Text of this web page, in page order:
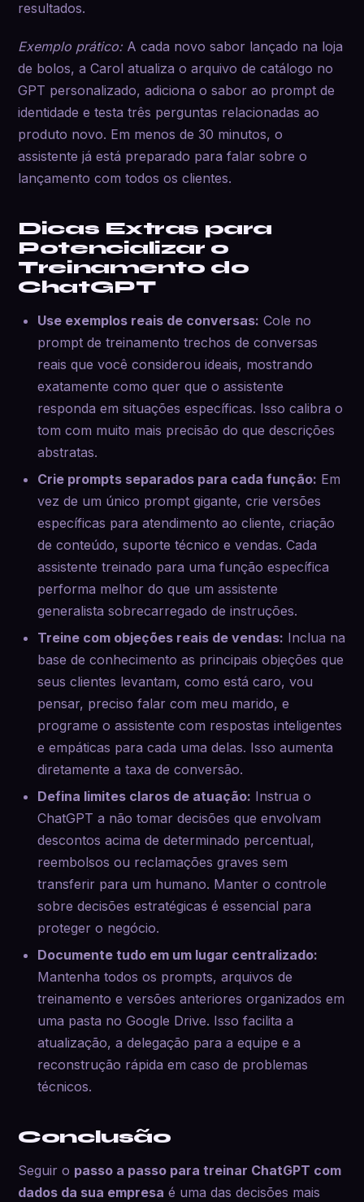
resultados.
Exemplo prático:A cada novo sabor lançado na loja
de bolos, a Carol atualiza o arquivo de catálogo no
GPT personalizado, adiciona o sabor ao prompt de
identidade e testa três perguntas relacionadas ao
produto novo. Em menos de 30 minutos, o
assistente já está preparado para falar sobre o
lançamento com todos os clientes.
Dicas Extras para
Potencializar o
Treinamento do
ChatGPT
Use exemplos reais de conversas: Cole no
prompt de treinamento trechos de conversas
reais que você considerou ideais, mostrando
exatamente como quer que o assistente
responda em situações específicas. Isso calibra o
tom com muito mais precisão do que descrições
abstratas.
Crie prompts separados para cada função: Em
vez de um único prompt gigante, crie versões
específicas para atendimento ao cliente, criação
de conteúdo, suporte técnico e vendas. Cada
assistente treinado para uma função específica
performa melhor do que um assistente
generalista sobrecarregado de instruções.
Treine com objeções reais de vendas: Inclua na
base de conhecimento as principais objeções que
seus clientes levantam, como está caro, vou
pensar, preciso falar com meu marido, e
programe o assistente com respostas inteligentes
e empáticas para cada uma delas. Isso aumenta
diretamente a taxa de conversão.
Defina limites claros de atuação: Instrua o
ChatGPT a não tomar decisões que envolvam
descontos acima de determinado percentual,
reembolsos ou reclamações graves sem
transferir para um humano. Manter o controle
sobre decisões estratégicas é essencial para
proteger o negócio.
Documente tudo em um lugar centralizado:
Mantenha todos os prompts, arquivos de
treinamento e versões anteriores organizados em
uma pasta no Google Drive. Isso facilita a
atualização, a delegação para a equipe e a
reconstrução rápida em caso de problemas
técnicos.
Conclusão
Seguir o passo a passo para treinar ChatGPT com
dados da sua empresa é uma das decisões mais